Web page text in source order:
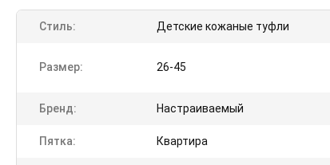
Стиль: Детские кожаные туфли
Размер: 26-45
Бренд: Настраиваемый
Пятка: Квартира